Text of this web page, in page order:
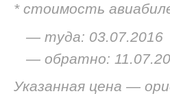
* стоимость
— туда: 03.07.2016
— обратно:
Указанная цена —